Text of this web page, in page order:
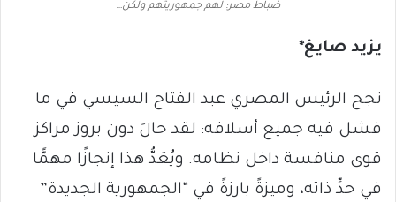
ضباط مصر: لهم جمهوريتهم ولكن…
يزيد صايغ*
نجح الرئيس المصري عبد الفتاح السيسي في ما
فشل فيه جميع أسلافه: لقد حالَ دون بروز مراكز
قوى منافسة داخل نظامه. ويُعَدُّ هذا إنجازًا مهمًّا
في حدِّ ذاته، وميزةً بارزةً في “الجمهورية الجديدة”